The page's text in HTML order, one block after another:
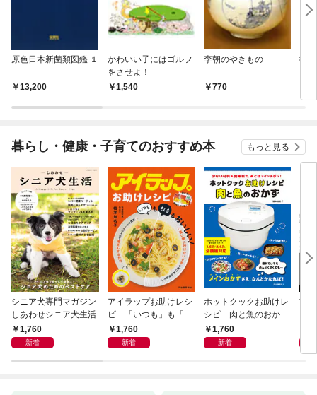
原色日本新菌類図鑑 １
13,200
かわいい子にはゴルフ
をさせよ！
1,540
李朝のやきもの
770
復
暮らし・健康・子育てのおすすめ本 もっと見る
シニア犬専門マガジン
しあわせシニア犬生活
1,760
新着
アイラップお助けレシ
ピ 「いつも」も「も
しも」もおいしい！
1,760
新着
ホットクックお助けレ
シピ 肉と魚のおか
ず 少ない材料＆調味
料で、あとはスイッチ
1,760
新着
首
リ
昇